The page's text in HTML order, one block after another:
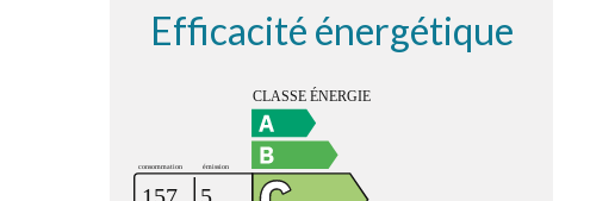
Efficacité énergétique